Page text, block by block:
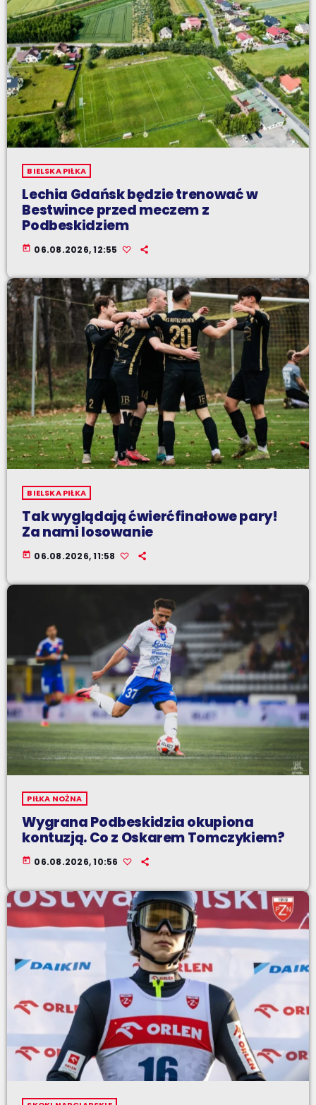
BIELSKA PIŁKA
Lechia Gdańsk będzie trenować w
Bestwince przed meczem z
Podbeskidziem
today 06.08.2026, 12:55
BIELSKA PIŁKA
Tak wyglądają ćwierćfinałowe pary!
Za nami losowanie
today 06.08.2026, 11:58
PIŁKA NOŻNA
Wygrana Podbeskidzia okupiona
kontuzją. Co z Oskarem Tomczykiem?
today 06.08.2026, 10:56